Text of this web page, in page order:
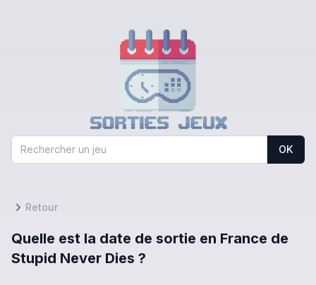
OK
Retour
Quelle est la date de sortie en France de
Stupid Never Dies ?